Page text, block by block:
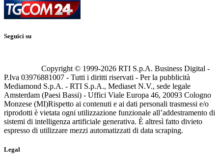
Seguici su
Copyright © 1999-2026 RTI S.p.A. Business Digital -
P.Iva 03976881007 - Tutti i diritti riservati - Per la pubblicità
Mediamond S.p.A. - RTI S.p.A., Mediaset N.V., sede legale
Amsterdam (Paesi Bassi) - Uffici Viale Europa 46, 20093 Cologno
Monzese (MI)Rispetto ai contenuti e ai dati personali trasmessi e/o
riprodotti è vietata ogni utilizzazione funzionale all’addestramento di
sistemi di intelligenza artificiale generativa. È altresì fatto divieto
espresso di utilizzare mezzi automatizzati di data scraping.
Legal